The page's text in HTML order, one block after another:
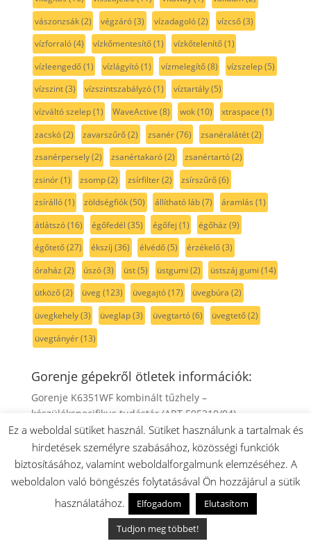
vászonzsák(2) végzáró(3) vízadagoló(2) vízcső(3)
vízforraló(4) vízkőmentesítő(1) vízkőtelenítő(1)
vízleengedő(1) vízlágyító(1) vízmelegítő(8) vízszelep(5)
vízszint(3) vízszintszabályzó(1) víztartály(5)
vízváltó szelep(1) WaveActive (8) wok(10) xtraspace (1)
zacskó(2) zavarszűrő(2) zsanér(76) zsanéralátét(2)
zsanérpersely(2) zsanértakaró(2) zsanértartó(2)
zsinór(1) zsomp(2) zsírfilter(2) zsírszűrő(6)
zsírálló(1) zöldségfiók(50) állítható láb(7) áramlás (1)
átlátszó(16) égőfedél (35) égőfej (1) égőház (9)
égőtető(27) ékszíj (36) élvédő(5) érzékelő(3)
óraház (2) úszó(3) üst(5) üstgumi (2) üstszáj gumi (14)
ütköző(2) üveg(123) üvegajtó(17) üvegbúra (2)
üvegkehely(3) üveglap(3) üvegtartó(6) üvegtető(2)
üvegtányér(13)
Gorenje gépekről ötletek információk:
Gorenje K6351WF kombinált tűzhely –
készülékspecifikus tudástár (ART 595210/04)
Mora P2241AW1 gáztűzhely – készülékspecifikus
tudástár (ART 741000/06)
Gorenje WNHEI62SAS szabadonálló automata
mosógép – készülékspecifikus tudástár (ART
20009500)
Gorenje NRK6191CW kombinált hűtő-
fagyasztószekrény – készülékspecifikus tudástár (ART
Ez a weboldal sütiket használ. Sütiket használunk a tartalmak és
hirdetések személyre szabásához, közösségi funkciók
biztosításához, valamint weboldalforgalmunk elemzéséhez. A
weboldalon való böngészés folytatásával Ön hozzájárul a sütik
használatához.
Elfogadom
Elutasítom
Tudjon meg többet!